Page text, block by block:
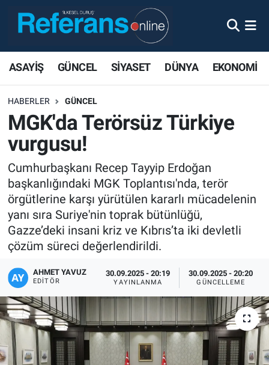
ASAYİŞ GÜNCEL SİYASET DÜNYA EKONOMİ
HABERLER GÜNCEL
MGK'da Terörsüz Türkiye
vurgusu!
Cumhurbaşkanı Recep Tayyip Erdoğan
başkanlığındaki MGK Toplantısı'nda, terör
örgütlerine karşı yürütülen kararlı mücadelenin
yanı sıra Suriye'nin toprak bütünlüğü,
Gazze’deki insani kriz ve Kıbrıs’ta iki devletli
çözüm süreci değerlendirildi.
AHMET YAVUZ
EDITÖR
30.09.2025 - 20:19
YAYINLANMA
30.09.2025 - 20:20
GÜNCELLEME